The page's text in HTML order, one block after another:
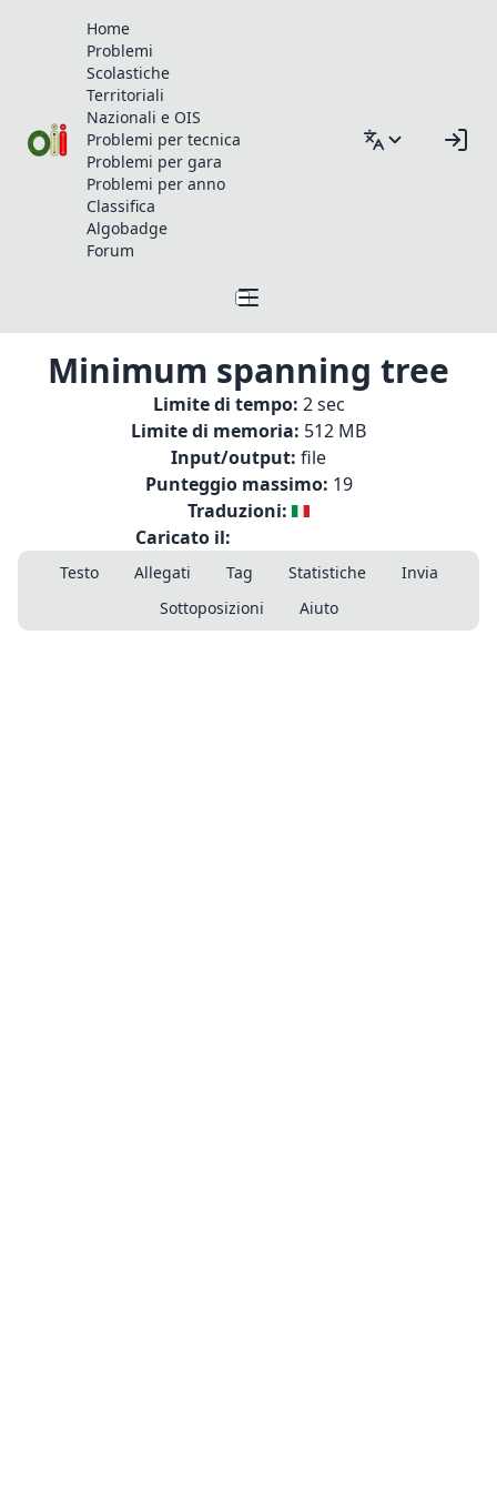
Home
Problemi
Scolastiche
Territoriali
Nazionali e OIS
Problemi per tecnica
Problemi per gara
Problemi per anno
Classifica
Algobadge
Forum
Minimum spanning tree
Limite di tempo: 2 sec
Limite di memoria: 512 MB
Input/output: file
Punteggio massimo: 19
Traduzioni:
Caricato il:
Testo Allegati Tag Statistiche
Invia
Sottoposizioni
Aiuto